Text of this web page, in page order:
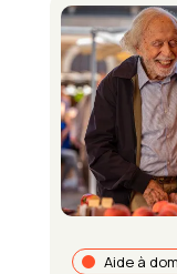
Aide à